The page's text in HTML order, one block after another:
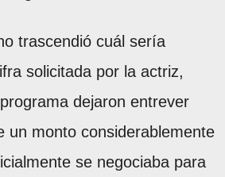
trascendió cuál sería
solicitada por la actriz,
dejaron entrever
un monto considerablemente
se negociaba para